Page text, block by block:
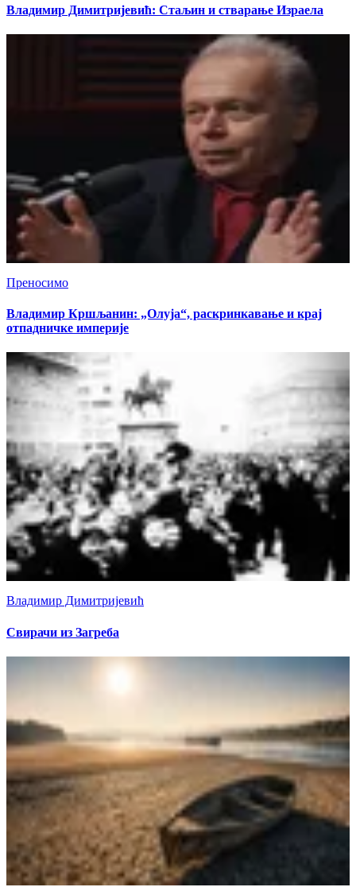
Владимир Димитријевић: Стаљин и стварање Израела
Преносимо
Владимир Кршљанин: „Олуја“, раскринкавање и крај
отпадничке империје
Владимир Димитријевић
Свирачи из Загреба